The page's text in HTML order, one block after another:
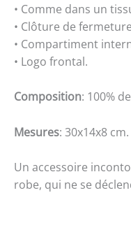
• Comme dans un
• Clôture de
• Compartiment
• Logo frontal.
Composition: 100%
Mesures: 30x14x8 cm.
Un accessoire
robe, qui ne se